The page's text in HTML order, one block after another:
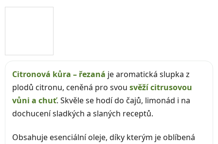
Citronová kůra – řezaná je aromatická slupka z
plodů citronu, ceněná pro svou svěží citrusovou
vůni a chuť. Skvěle se hodí do čajů, limonád i na
dochucení sladkých a slaných receptů.
Obsahuje esenciální oleje, díky kterým je oblíbená